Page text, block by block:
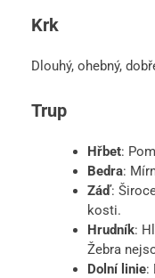
Krk
Dlouhý, ohebný,
Trup
Hřbet:
Bedra:
Záď:
kosti.
Hrudník:
Žebra
Dolní linie: